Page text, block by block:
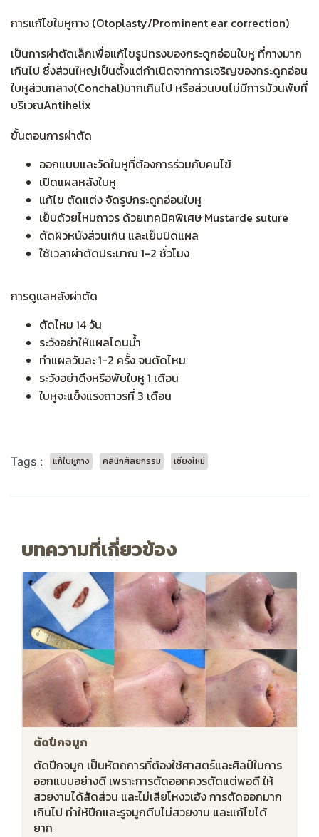
การแก้ไขใบหูกาง (Otoplasty/Prominent ear correction)
เป็นการผ่าตัดเล็กเพื่อแก้ไขรูปทรงของกระดูกอ่อนใบหู ที่กางมาก
เกินไป ซึ่งส่วนใหญ่เป็นตั้งแต่กำเนิดจากการเจริญของกระดูกอ่อน
ใบหูส่วนกลาง(Conchal)มากเกินไป หรือส่วนบนไม่มีการม้วนพับที่
บริเวณAntihelix
ขั้นตอนการผ่าตัด
ออกแบบและวัดใบหูที่ต้องการร่วมกับคนไข้
เปิดแผลหลังใบหู
แก้ไข ตัดแต่ง จัดรูปกระดูกอ่อนใบหู
เย็บด้วยไหมถาวร ด้วยเทคนิคพิเศษ Mustarde suture
ตัดผิวหนังส่วนเกิน และเย็บปิดแผล
ใช้เวลาผ่าตัดประมาณ 1-2 ชั่วโมง
การดูแลหลังผ่าตัด
ตัดไหม 14 วัน
ระวังอย่าให้แผลโดนน้ำ
ทำแผลวันละ 1-2 ครั้ง จนตัดไหม
ระวังอย่าดึงหรือพับใบหู 1 เดือน
ใบหูจะแข็งแรงถาวรที่ 3 เดือน
Tags : แก้ใบหูกาง คลินิกศัลยกรรม เชียงใหม่
บทความที่เกี่ยวข้อง
ตัดปีกจมูก
ตัดปีกจมูก เป็นหัตถการที่ต้องใช้ศาสตร์และศิลป์ในการ
ออกแบบอย่างดี เพราะการตัดออกควรตัดแต่พอดี ให้
สวยงามได้สัดส่วน และไม่เสียโหงวเฮ้ง การตัดออกมาก
เกินไป ทำให้ปีกและรูจมูกตีบไม่สวยงาม และแก้ไขได้
ยาก